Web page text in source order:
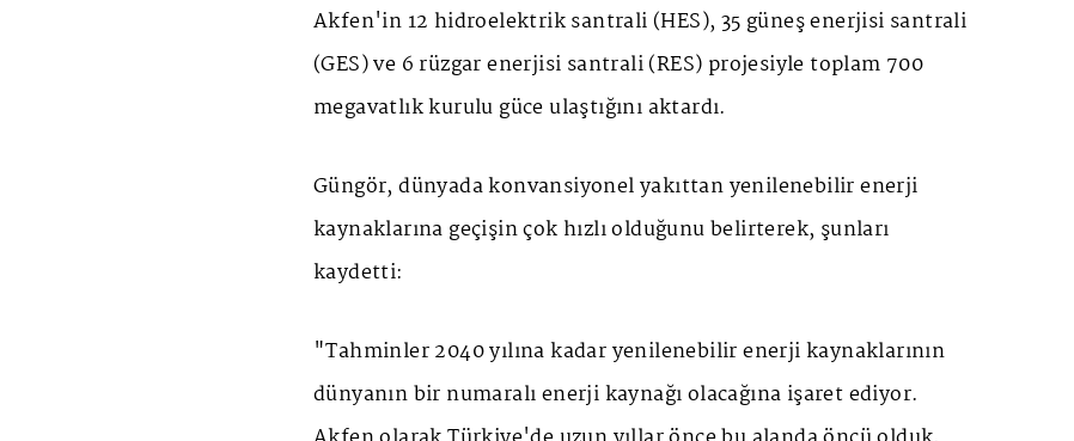
Akfen'in 12 hidroelektrik santrali (HES), 35 güneş enerjisi santrali
(GES) ve 6 rüzgar enerjisi santrali (RES) projesiyle toplam 700
megavatlık kurulu güce ulaştığını aktardı.
Güngör, dünyada konvansiyonel yakıttan yenilenebilir enerji
kaynaklarına geçişin çok hızlı olduğunu belirterek, şunları
kaydetti:
"Tahminler 2040 yılına kadar yenilenebilir enerji kaynaklarının
dünyanın bir numaralı enerji kaynağı olacağına işaret ediyor.